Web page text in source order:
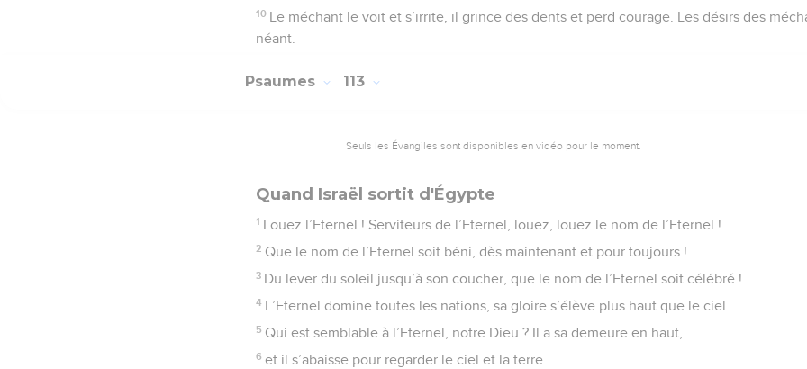
10 Le méchant le voit et s’irrite, il grince des dents et perd courage. Les désirs des
néant.
Psaumes 113
Seuls les Évangiles sont disponibles en vidéo pour le moment.
Quand Israël sortit d'Égypte
1 Louez l’Eternel ! Serviteurs de l’Eternel, louez, louez le nom de l’Eternel !
2 Que le nom de l’Eternel soit béni, dès maintenant et pour toujours !
3 Du lever du soleil jusqu’à son coucher, que le nom de l’Eternel soit célébré !
4 L’Eternel domine toutes les nations, sa gloire s’élève plus haut que le ciel.
5 Qui est semblable à l’Eternel, notre Dieu ? Il a sa demeure en haut,
6 et il s’abaisse pour regarder le ciel et la terre.